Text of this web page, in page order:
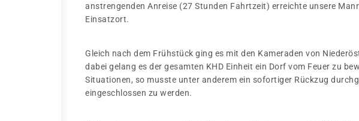
anstrengenden Anreise (27 Stunden Fahrtzeit) erreichte unsere
Einsatzort.
Gleich nach dem Frühstück ging es mit den Kameraden von
dabei gelang es der gesamten KHD Einheit ein Dorf vom Feuer zu
Situationen, so musste unter anderem ein sofortiger Rückzug
eingeschlossen zu werden.